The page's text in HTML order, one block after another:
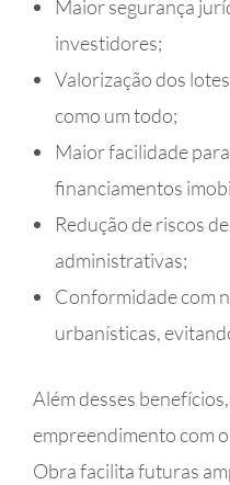
Maior segurança
investidores;
Valorização dos
como um todo;
Maior facilidade
financiamentos
Redução de riscos
administrativas;
Conformidade com
urbanísticas,
Além desses
empreendimento com
Obra facilita futuras